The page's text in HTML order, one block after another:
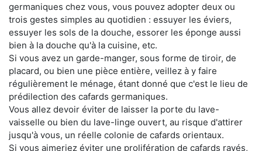
germaniques chez vous, vous pouvez adopter deux ou
trois gestes simples au quotidien : essuyer les éviers,
essuyer les sols de la douche, essorer les éponge aussi
bien à la douche qu'à la cuisine, etc.
Si vous avez un garde-manger, sous forme de tiroir, de
placard, ou bien une pièce entière, veillez à y faire
régulièrement le ménage, étant donné que c'est le lieu de
prédilection des cafards germaniques.
Vous allez devoir éviter de laisser la porte du lave-
vaisselle ou bien du lave-linge ouvert, au risque d'attirer
jusqu'à vous, un réelle colonie de cafards orientaux.
Si vous aimeriez éviter une prolifération de cafards rayés,